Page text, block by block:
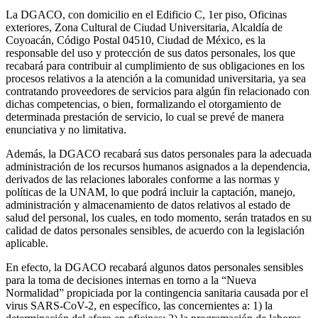
La DGACO, con domicilio en el Edificio C, 1er piso, Oficinas
exteriores, Zona Cultural de Ciudad Universitaria, Alcaldía de
Coyoacán, Código Postal 04510, Ciudad de México, es la
responsable del uso y protección de sus datos personales, los que
recabará para contribuir al cumplimiento de sus obligaciones en los
procesos relativos a la atención a la comunidad universitaria, ya sea
contratando proveedores de servicios para algún fin relacionado con
dichas competencias, o bien, formalizando el otorgamiento de
determinada prestación de servicio, lo cual se prevé de manera
enunciativa y no limitativa.
Además, la DGACO recabará sus datos personales para la adecuada
administración de los recursos humanos asignados a la dependencia,
derivados de las relaciones laborales conforme a las normas y
políticas de la UNAM, lo que podrá incluir la captación, manejo,
administración y almacenamiento de datos relativos al estado de
salud del personal, los cuales, en todo momento, serán tratados en su
calidad de datos personales sensibles, de acuerdo con la legislación
aplicable.
En efecto, la DGACO recabará algunos datos personales sensibles
para la toma de decisiones internas en torno a la “Nueva
Normalidad” propiciada por la contingencia sanitaria causada por el
virus SARS-CoV-2, en específico, las concernientes a: 1) la